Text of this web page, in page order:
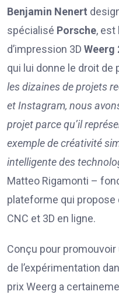
Benjamin Nenert
spécialisé Porsche, est
d’impression 3D Weerg
qui lui donne le droit de
les dizaines de projets
et Instagram, nous
projet parce qu’il
exemple de créativité
intelligente des
Matteo Rigamonti –
plateforme qui propose
CNC et 3D en ligne.
Conçu pour promouvoir
de l’expérimentation
prix Weerg a